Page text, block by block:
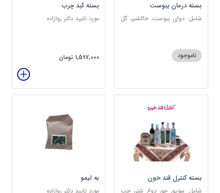
بسته درمان یبوست
شامل: دوای یبوست، خاکشیر، گل
ناموجود
بسته کبد چرب
مورد تایید دکتر روازاده
1,597,000 تومان
بسته کنترل قند خون
شامل: سویق جو، دوغ شتر، حب
به لیمو
مورد تایید دکتر روازاده